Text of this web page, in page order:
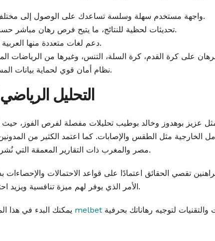
واجهة مستخدم سهلة وسلسة تساعدك على الوصول إلى مختلف الفئات الرياضية.
تحديثات لحظية للنتائج، ما يتيح فرص رهان مباشر حسب تطور المباريات.
دعم لغات متعددة منها العربية لتسهيل الاستخدام.
نظام أمان قوي لحماية بيانات المستخدمين وأموالهم.
التحليل
مثل عزيز بوهدوز وخالد بوطيب تحليلات مفصلة لفرص الفوز،
الخارجية مثل الطقس والإصابات. كما اعتمد الكثير من
مصر والمغرب ذات التقارير المعمقة التي.
تقصي الحقائق اعتمادًا على قواعد الاحتمالات والإحصاءات
الأمر الذي يوفر لهم ميزة تنافسية ويزيد احتمال تحقيق الأرباح بذكاء.
يمكنك البدء في هذا
لتوجيه رهاناتك بحرفية